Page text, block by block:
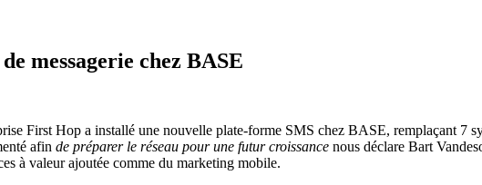
messagerie chez BASE
First Hop a installé une nouvelle plate-forme SMS chez BASE, remplaçant 7
afin de préparer le réseau pour une futur croissance nous déclare Bart
à valeur ajoutée comme du marketing mobile.